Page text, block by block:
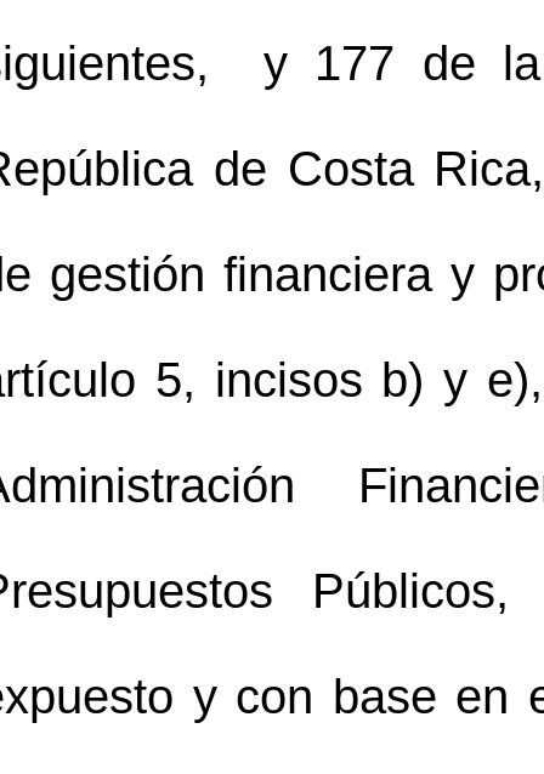
y 177 de
de Costa
gestión financiera y
5, incisos b) y
y con base en